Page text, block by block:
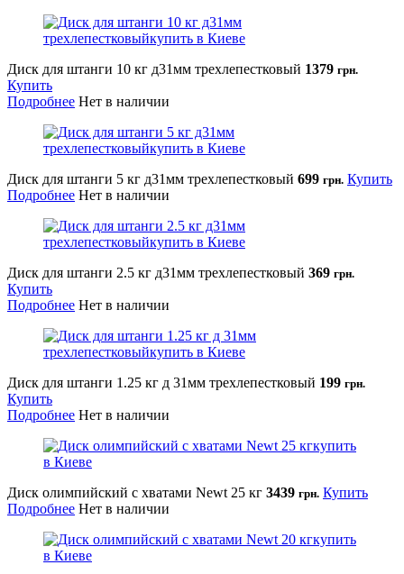
Диск для штанги 10 кг д31мм трехлепестковый 1379 грн.
Купить
Подробнее Нет в наличии
Диск для штанги 5 кг д31мм трехлепестковый 699 грн. Купить
Подробнее Нет в наличии
Диск для штанги 2.5 кг д31мм трехлепестковый 369 грн.
Купить
Подробнее Нет в наличии
Диск для штанги 1.25 кг д 31мм трехлепестковый 199 грн.
Купить
Подробнее Нет в наличии
Диск олимпийский с хватами Newt 25 кг 3439 грн. Купить
Подробнее Нет в наличии